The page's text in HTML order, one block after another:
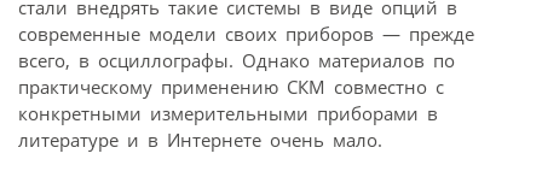
стали внедрять такие системы в виде опций в
современные модели своих приборов — прежде
всего, в осциллографы. Однако материалов по
практическому применению СКМ совместно с
конкретными измерительными приборами в
литературе и в Интернете очень мало.